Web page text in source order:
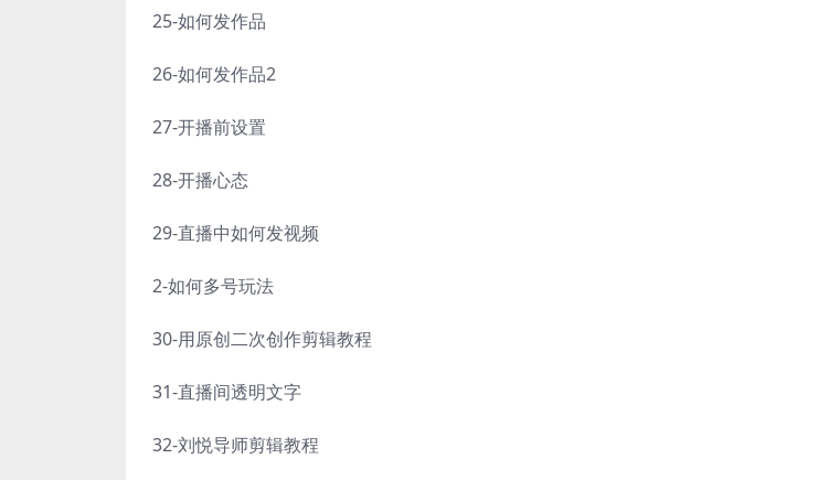
25-如何发作品
26-如何发作品2
27-开播前设置
28-开播心态
29-直播中如何发视频
2-如何多号玩法
30-用原创二次创作剪辑教程
31-直播间透明文字
32-刘悦导师剪辑教程